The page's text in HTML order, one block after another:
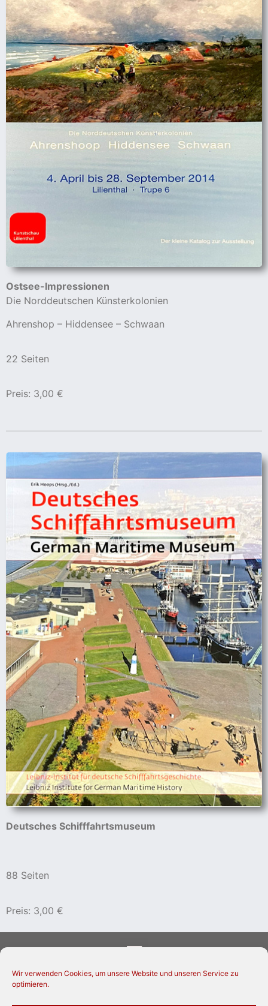
Wir verwenden Cookies, um unsere Website und unseren Service zu
optimieren.
Ostsee-Impressionen
Die Norddeutschen Künsterkolonien
Ahrenshop – Hiddensee – Schwaan
22 Seiten
Preis: 3,00 €
Deutsches Schifffahrtsmuseum
88 Seiten
Preis: 3,00 €